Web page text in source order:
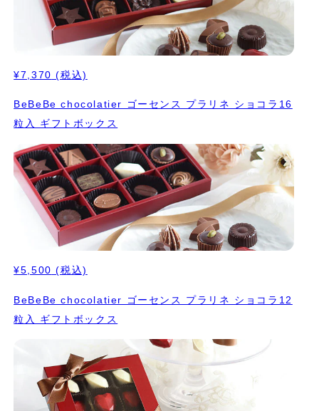
¥7,370 (税込)
BeBeBe chocolatier ゴーセンス プラリネ ショコラ16
粒入 ギフトボックス
¥5,500 (税込)
BeBeBe chocolatier ゴーセンス プラリネ ショコラ12
粒入 ギフトボックス